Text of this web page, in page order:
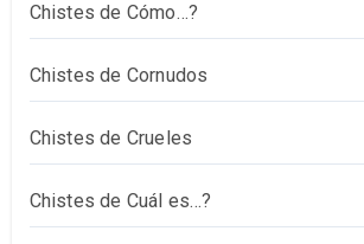
Chistes de Cómo…?
Chistes de Cornudos
Chistes de Crueles
Chistes de Cuál es…?